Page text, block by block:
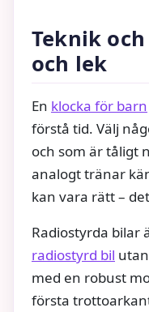
Teknik
och lek
En klocka för barn
förstå tid. Välj
och som är tåligt
analogt tränar
kan vara rätt –
Radiostyrda bilar
radiostyrd bil
med en robust
första